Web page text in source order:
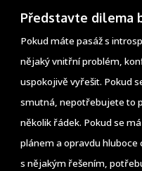
Představte dilema
Pokud máte pasáž s
nějaký vnitřní problém,
uspokojivě vyřešit. Pokud
smutná, nepotřebujete to
několik řádek. Pokud se
plánem a opravdu
s nějakým řešením,